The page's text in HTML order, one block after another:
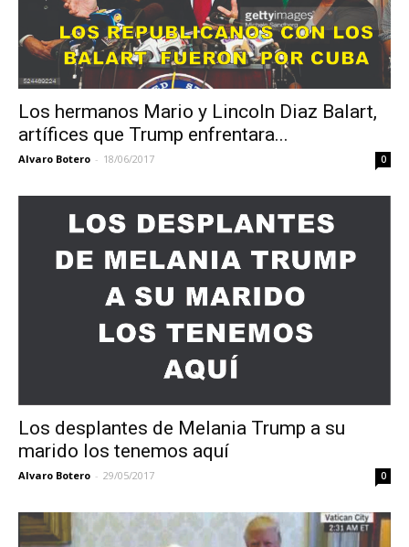
Los hermanos Mario y Lincoln Diaz Balart,
artífices que Trump enfrentara...
Alvaro Botero - 18/06/2017 0
Los desplantes de Melania Trump a su
marido los tenemos aquí
Alvaro Botero - 29/05/2017 0